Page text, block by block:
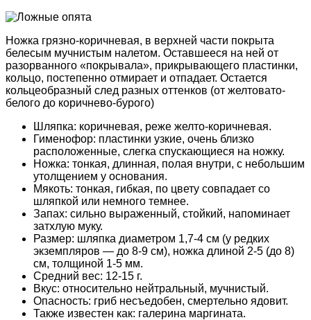
Ножка грязно-коричневая, в верхней части покрыта
белесым мучнистым налетом. Оставшееся на ней от
разорванного «покрывала», прикрывающего пластинки,
кольцо, постепенно отмирает и отпадает. Остается
кольцеобразный след разных оттенков (от желтовато-
белого до коричнево-бурого)
Шляпка: коричневая, реже желто-коричневая.
Гименофор: пластинки узкие, очень близко
расположенные, слегка спускающиеся на ножку.
Ножка: тонкая, длинная, полая внутри, с небольшим
утолщением у основания.
Мякоть: тонкая, гибкая, по цвету совпадает со
шляпкой или немного темнее.
Запах: сильно выраженный, стойкий, напоминает
затхлую муку.
Размер: шляпка диаметром 1,7-4 см (у редких
экземпляров — до 8-9 см), ножка длиной 2-5 (до 8)
см, толщиной 1-5 мм.
Средний вес: 12-15 г.
Вкус: относительно нейтральный, мучнистый.
Опасность: гриб несъедобен, смертельно ядовит.
Также известен как: галерина маргината.